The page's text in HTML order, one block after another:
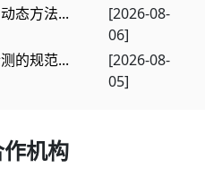
态方法...
[2026-08-
06]
的规范...
[2026-08-
05]
机构